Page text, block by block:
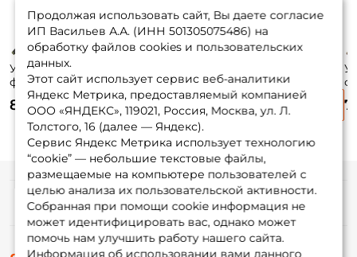
Удилище
фидерное
Maximus Invader
390см. до 150гр. /
MFRI390XH
8 075 ₽
фидерное Salmo
Diamond BP
390см. до 120гр. /
4030-390
8 580 ₽
фидерное Salmo
Sniper Feeder
TRAVEL 360см. до
7 935 ₽ 7
Продолжая использовать сайт, Вы даете согласие
ИП Васильев А.А. (ИНН 501305075486) на
обработку файлов cookies и пользовательских
данных.
Этот сайт использует сервис веб-аналитики
Яндекс Метрика, предоставляемый компанией
ООО «ЯНДЕКС», 119021, Россия, Москва, ул. Л.
Толстого, 16 (далее — Яндекс).
Сервис Яндекс Метрика использует технологию
“cookie” — небольшие текстовые файлы,
размещаемые на компьютере пользователей с
целью анализа их пользовательской активности.
Собранная при помощи cookie информация не
может идентифицировать вас, однако может
помочь нам улучшить работу нашего сайта.
Информация об использовании вами данного
Информация
О магазине